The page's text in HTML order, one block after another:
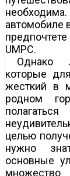
автомобиле
UMPC.
Однако
которые
жесткий в
родном
целью
нужно
основные